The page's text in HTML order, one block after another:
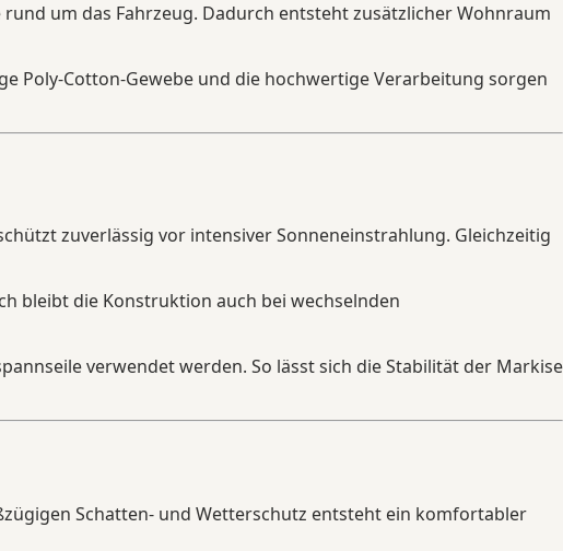
um das Fahrzeug. Dadurch entsteht zusätzlicher Wohnraum
Poly-Cotton-Gewebe und die hochwertige Verarbeitung sorgen
zuverlässig vor intensiver Sonneneinstrahlung. Gleichzeitig
bleibt die Konstruktion auch bei wechselnden
verwendet werden. So lässt sich die Stabilität der Markise
Schatten- und Wetterschutz entsteht ein komfortabler